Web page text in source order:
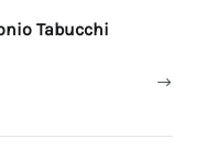
Tabucchi